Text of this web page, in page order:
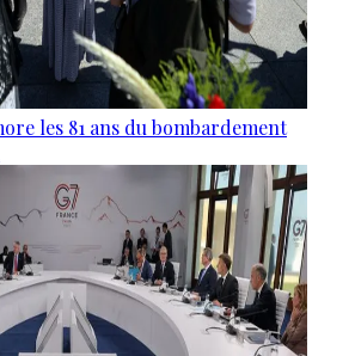
les 81 ans du bombardement